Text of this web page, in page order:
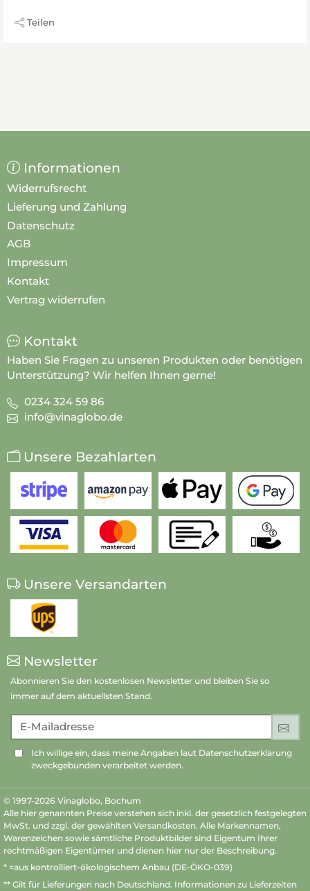
Teilen
Informationen
Widerrufsrecht
Lieferung und Zahlung
Datenschutz
AGB
Impressum
Kontakt
Vertrag widerrufen
Kontakt
Haben Sie Fragen zu unseren Produkten oder benötigen
Unterstützung? Wir helfen Ihnen gerne!
0234 324 59 86
info@vinaglobo.de
Unsere Bezahlarten
Unsere Versandarten
Newsletter
Abonnieren Sie den kostenlosen Newsletter und bleiben Sie so
immer auf dem aktuellsten Stand.
E-Mailadresse
Ich willige ein, dass meine Angaben laut Datenschutzerklärung
zweckgebunden verarbeitet werden.
© 1997-2026 Vinaglobo, Bochum
Alle hier genannten Preise verstehen sich inkl. der gesetzlich festgelegten
MwSt. und zzgl. der gewählten Versandkosten. Alle Markennamen,
Warenzeichen sowie sämtliche Produktbilder sind Eigentum Ihrer
rechtmäßigen Eigentümer und dienen hier nur der Beschreibung.
* =aus kontrolliert-ökologischem Anbau (DE-ÖKO-039)
** Gilt für Lieferungen nach Deutschland. Informationen zu Lieferzeiten